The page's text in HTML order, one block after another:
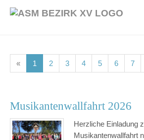
« 1 (current)
2(current)
3(current)
4(current)
5(current)
6(current)
7
Musikantenwallfahrt 2026
Herzliche Einladung
Musikantenwallfahrt